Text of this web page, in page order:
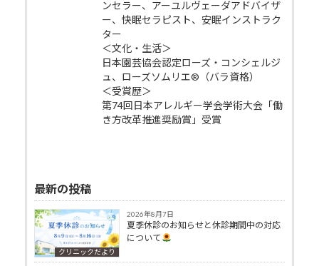
ンセラー、アーユルヴェーダアドバイザ
ー、快眠セラピスト、安眠インストラク
ター
＜文化・生活＞
日本園芸協会認定ローズ・コンシェルジ
ュ、ローズソムリエ®（バラ資格）
＜受賞歴＞
第74回日本アレルギー学会学術大会「働
き方改革推進奨励賞」受賞
最新の投稿
クリニックだより
2026年8月7日
夏季休診のお知らせと休診期間中の対応
について